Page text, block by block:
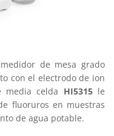
de mesa grado
con el electrodo de ion
media celda HI5315le
fluoruros en muestras
de agua potable.